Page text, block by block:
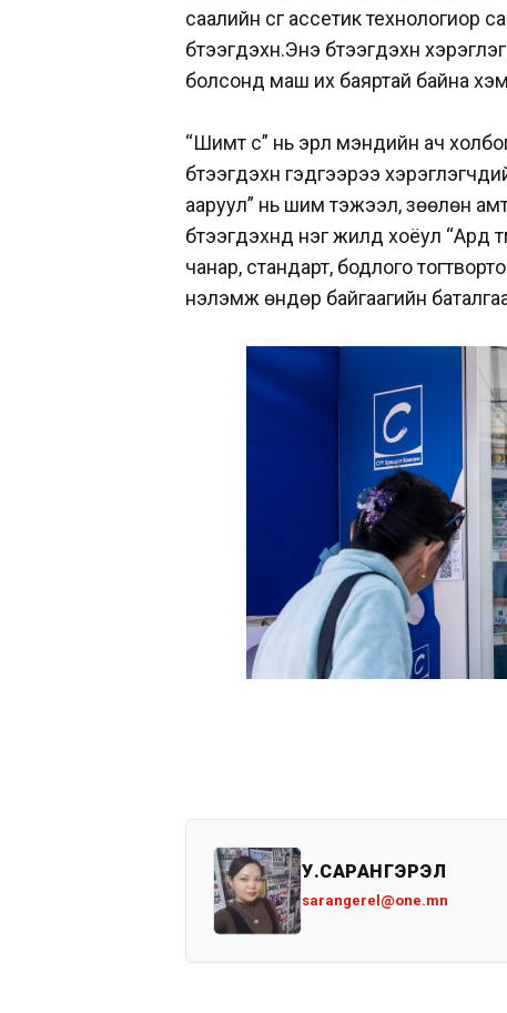
саалийн сүүг ассетик технологиор
бүтээгдэхүүн.Энэ бүтээгдэхүүн
болсонд маш их баяртай байна
“Шимт сүү” нь эрүүл мэндийн ач
бүтээгдэхүүн гэдгээрээ
ааруул” нь шим тэжээл, зөөлөн
бүтээгдэхүүнүүд нэг жилд хоёул
чанар, стандарт, бодлого
үнэлэмж өндөр байгаагийн
У.САРАНГЭРЭЛ
sarangerel@one.mn